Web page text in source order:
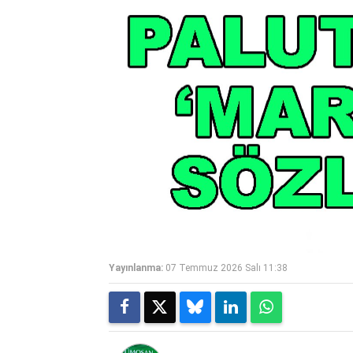
Yayınlanma: 07 Temmuz 2026 Salı 11:38